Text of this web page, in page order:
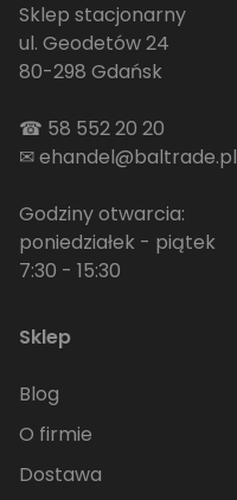
Sklep stacjonarny
ul. Geodetów 24
80-298 Gdańsk
☎ 58 552 20 20
✉ehandel@baltrade.pl
Godziny otwarcia:
poniedziałek - piątek
7:30 - 15:30
Sklep
Blog
O firmie
Dostawa